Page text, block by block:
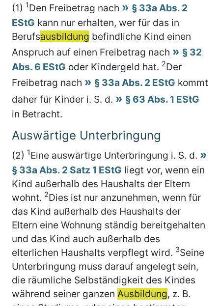
(1) 1Den Freibetrag nach
§ 33a Abs. 2
EStG kann nur erhalten, wer für das in
Berufsausbildung befindliche Kind einen
Anspruch auf einen Freibetrag nach
§ 32
Abs. 6 EStG oder Kindergeld hat. 2Der
Freibetrag nach
§ 33a Abs. 2 EStG kommt
daher für Kinder i. S. d.
§ 63 Abs. 1 EStG
in Betracht.
Auswärtige Unterbringung
(2) 1Eine auswärtige Unterbringung i. S. d.
§ 33a Abs. 2 Satz 1 EStG liegt vor, wenn ein
Kind außerhalb des Haushalts der Eltern
wohnt. 2Dies ist nur anzunehmen, wenn für
das Kind außerhalb des Haushalts der
Eltern eine Wohnung ständig bereitgehalten
und das Kind auch außerhalb des
elterlichen Haushalts verpflegt wird. 3Seine
Unterbringung muss darauf angelegt sein,
die räumliche Selbständigkeit des Kindes
während seiner ganzen Ausbildung, z. B.